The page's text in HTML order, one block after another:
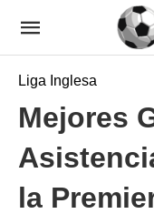
Liga Inglesa
Mejores
la